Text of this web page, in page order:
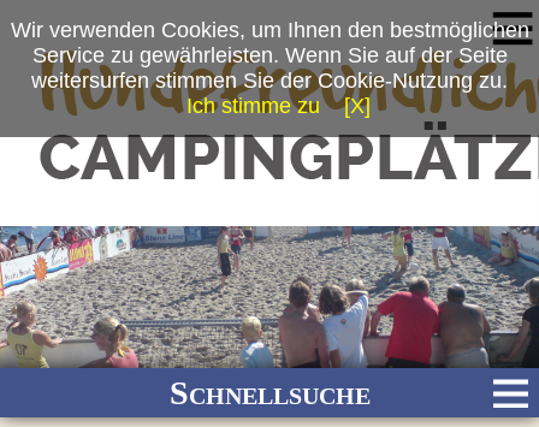
(c) Camping- und Ferienpark Wulfener Hals
Schnellsuche
Wir verwenden Cookies, um Ihnen den bestmöglichen
Service zu gewährleisten. Wenn Sie auf der Seite
weitersurfen stimmen Sie der Cookie-Nutzung zu.
Ich stimme zu
[X]